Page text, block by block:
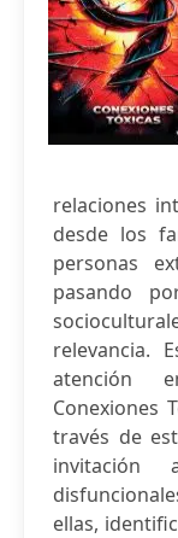
relaciones
desde los
personas
pasando
relevancia.
atención
Conexiones
través de
invitación
ellas,